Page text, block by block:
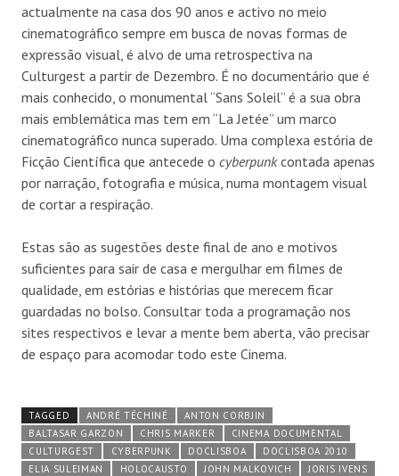
actualmente na casa dos 90 anos e activo no meio
cinematográfico sempre em busca de novas formas de
expressão visual, é alvo de uma retrospectiva na
Culturgest a partir de Dezembro. É no documentário que é
mais conhecido, o monumental “Sans Soleil” é a sua obra
mais emblemática mas tem em “La Jetée” um marco
cinematográfico nunca superado. Uma complexa estória de
Ficção Científica que antecede o cyberpunkcontada apenas
por narração, fotografia e música, numa montagem visual
de cortar a respiração.
Estas são as sugestões deste final de ano e motivos
suficientes para sair de casa e mergulhar em filmes de
qualidade, em estórias e histórias que merecem ficar
guardadas no bolso. Consultar toda a programação nos
sites respectivos e levar a mente bem aberta, vão precisar
de espaço para acomodar todo este Cinema.
TAGGED ANDRÉ TÉCHINÉ
ANTON CORBJIN
BALTASAR GARZON
CHRIS MARKER
CINEMA DOCUMENTAL
CULTURGEST
CYBERPUNK DOCLISBOA
DOCLISBOA 2010
ELIA SULEIMAN
HOLOCAUSTO JOHN MALKOVICH
JORIS IVENS